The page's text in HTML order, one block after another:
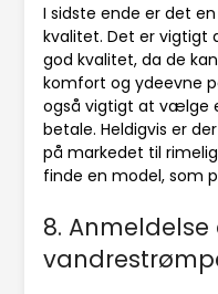
I sidste ende er det
kvalitet. Det er
god kvalitet, da de
komfort og ydeevne
også vigtigt at vælge
betale. Heldigvis er
på markedet til
finde en model, som
8.